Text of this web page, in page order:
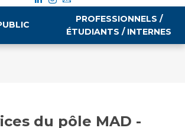
PROFESSIONNELS /
ÉTUDIANTS / INTERNES
du pôle MAD -